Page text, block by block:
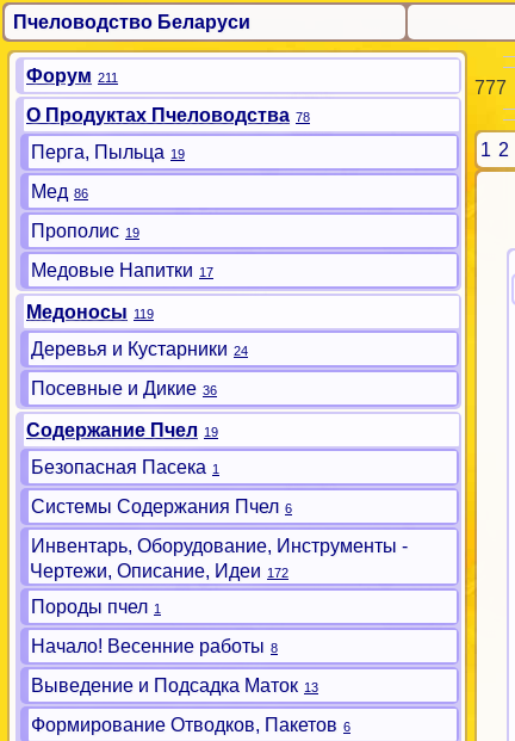
Пчеловодство Беларуси
777
1 2
Форум 211
О Продуктах Пчеловодства 78
Перга, Пыльца 19
Мед 86
Прополис 19
Медовые Напитки 17
Медоносы 119
Деревья и Кустарники 24
Посевные и Дикие 36
Содержание Пчел 19
Безопасная Пасека 1
Системы Содержания Пчел 6
Инвентарь, Оборудование, Инструменты -
Чертежи, Описание, Идеи 172
Породы пчел 1
Начало! Весенние работы 8
Выведение и Подсадка Маток 13
Формирование Отводков, Пакетов 6